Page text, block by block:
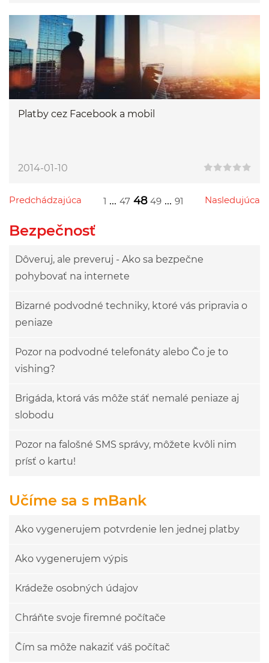
Platby cez Facebook a mobil
2014-01-10
Predchádzajúca
Przejdź do poprzedniej strony 1 ... 47 48 49 ... 91 Nasledujúca
Przejdź do następnej strony
Bezpečnosť
Dôveruj, ale preveruj - Ako sa bezpečne
pohybovať na internete
Bizarné podvodné techniky, ktoré vás pripravia o
peniaze
Pozor na podvodné telefonáty alebo Čo je to
vishing?
Brigáda, ktorá vás môže stáť nemalé peniaze aj
slobodu
Pozor na falošné SMS správy, môžete kvôli nim
prísť o kartu!
Učíme sa s mBank
Ako vygenerujem potvrdenie len jednej platby
Ako vygenerujem výpis
Krádeže osobných údajov
Chráňte svoje firemné počítače
Čím sa môže nakaziť váš počítač